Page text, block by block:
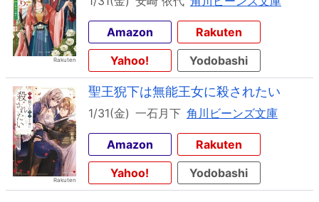
Amazon
Rakuten
Yahoo!
Yodobashi
聖王猊下は無能王女に殺されたい
1/31(金) 一石月下 角川ビーンズ文庫
Amazon
Rakuten
Yahoo!
Yodobashi